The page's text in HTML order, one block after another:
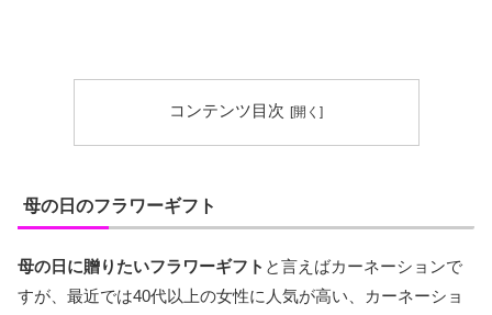
コンテンツ目次
母の日のフラワーギフト
母の日に贈りたいフラワーギフト と言えばカーネーションで
すが、最近では40代以上の女性に人気が高い、カーネーショ